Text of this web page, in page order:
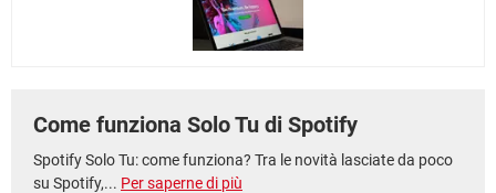
Come funziona Solo Tu di Spotify
Spotify Solo Tu: come funziona? Tra le novità lasciate da poco
su Spotify,... Per saperne di più